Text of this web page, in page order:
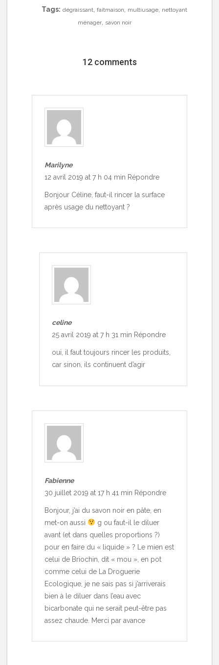
Tags: dégraissant faitmaison multiusage nettoyant
ménager, savon noir
12 comments
Marilyne
12 avril 2019 at 7 h 04 min Répondre
Bonjour Céline, faut-il rincer la surface
après usage du nettoyant ?
celine
25 avril 2019 at 7 h 31 min Répondre
oui, il faut toujours rincer les produits,
car sinon, ils continuent d’agir
Fabienne
30 juillet 2019 at 17 h 41 min Répondre
Bonjour, j’ai du savon noir en pâte, en
met-on aussi
g ou faut-il le diluer
avant (et dans quelles proportions ?)
pour en faire du « liquide » ? Le mien est
celui de Briochin, dit « mou », en pot
comme celui de La Droguerie
Ecologique, je ne sais pas si j’arriverais
bien à le diluer dans l’eau avec
bicarbonate qui ne serait peut-être pas
assez chaude. Merci par avance